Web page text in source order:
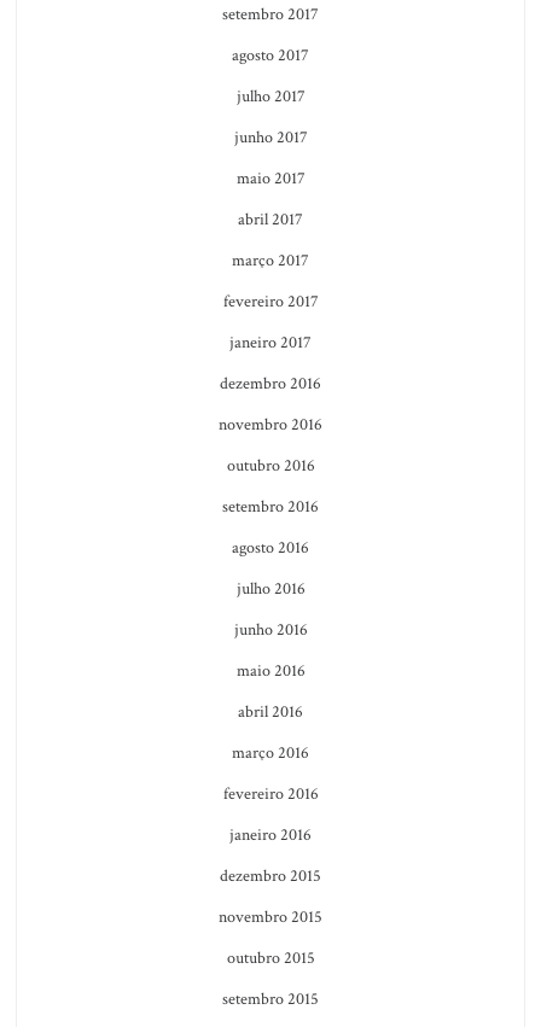
setembro 2017
agosto 2017
julho 2017
junho 2017
maio 2017
abril 2017
março 2017
fevereiro 2017
janeiro 2017
dezembro 2016
novembro 2016
outubro 2016
setembro 2016
agosto 2016
julho 2016
junho 2016
maio 2016
abril 2016
março 2016
fevereiro 2016
janeiro 2016
dezembro 2015
novembro 2015
outubro 2015
setembro 2015